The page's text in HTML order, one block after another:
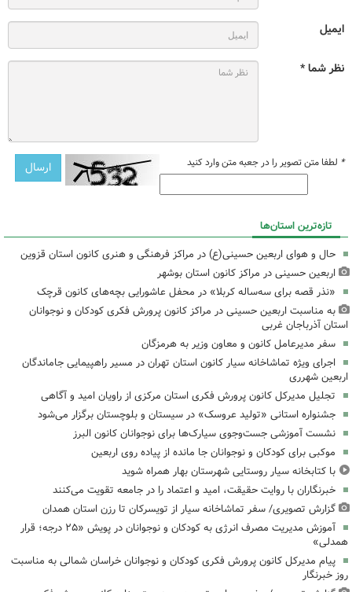
ایمیل
نظر شما *
* لطفا متن تصویر را در جعبه متن وارد کنید
تازه‌ترین استان‌ها
حال و هوای اربعین حسینی(ع) در مراکز فرهنگی و هنری کانون استان قزوین
اربعین حسینی در مراکز کانون استان بوشهر
«نذر قصه برای سه‌ساله کربلا» در محفل عاشورایی بچه‌های کانون قرچک
به مناسبت اربعین حسینی در مراکز کانون پرورش فکری کودکان و نوجوانان
استان آذرباجان غربی
سفر مدیرعامل کانون و معاون وزیر به هرمزگان
اجرای ویژه تماشاخانه سیار کانون استان تهران در مسیر راهپیمایی جاماندگان
اربعین شهرری
تجلیل مدیرکل کانون پرورش فکری استان مرکزی از راویان امید و آگاهی
جشنواره استانی «تولید عروسک» در سیستان و بلوچستان برگزار می‌شود
نشست آموزشی جست‌وجوی سیارک‌ها برای نوجوانان کانون البرز
موکبی برای کودکان و نوجوانان جا مانده از پیاده روی اربعین
با کتابخانه سیار روستایی شهرستان بهار همراه شوید
خبرنگاران با روایت حقیقت، امید و اعتماد را در جامعه تقویت می‌کنند
گزارش تصویری/ سفر تماشاخانه سیار از تویسرکان تا رزن استان همدان
آموزش مدیریت مصرف انرژی به کودکان و نوجوانان در پویش «۲۵ درجه؛ قرار
همدلی»
پیام مدیرکل کانون پرورش فکری کودکان و نوجوانان خراسان شمالی به مناسبت
روز خبرنگار